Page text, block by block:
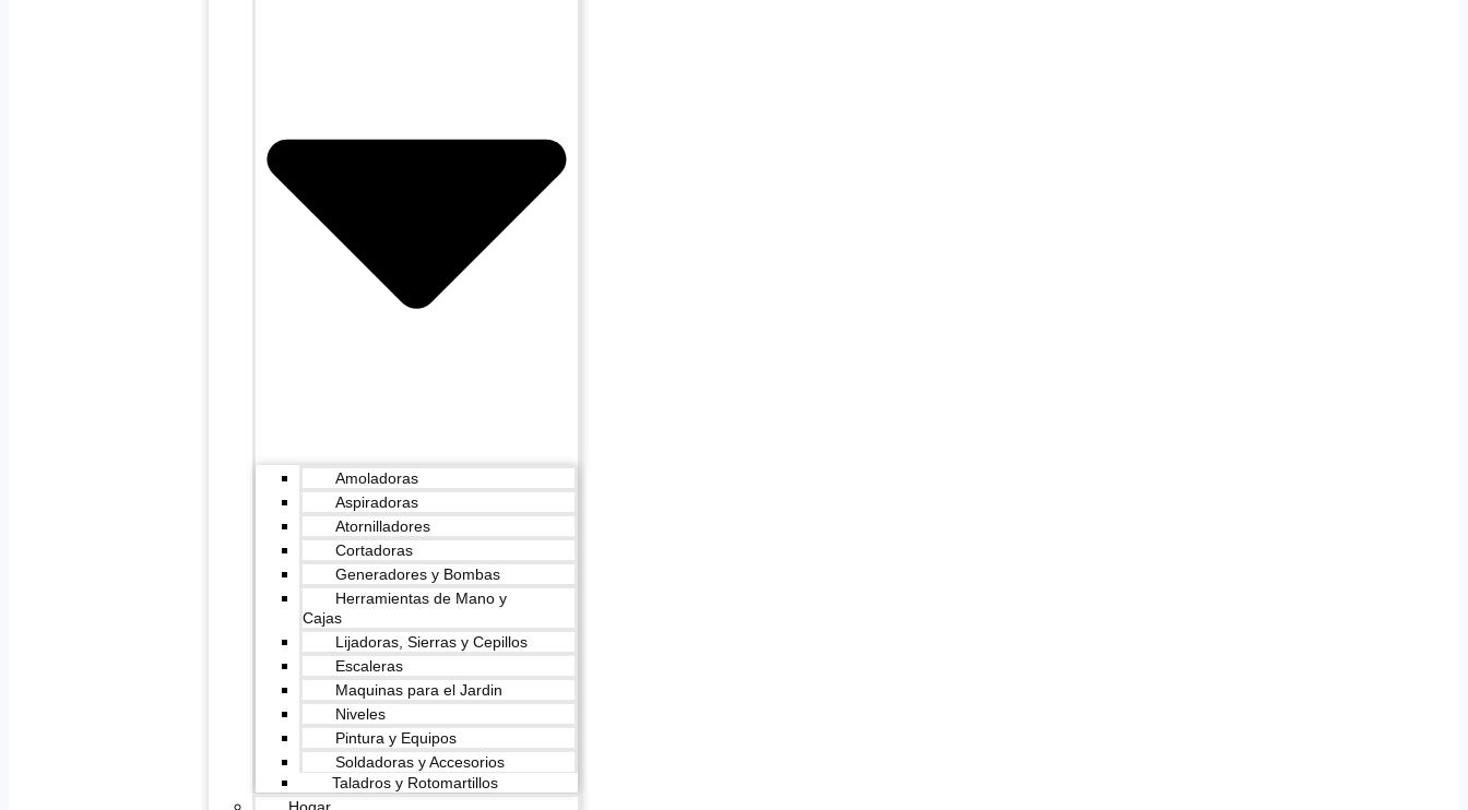
Amoladoras
Aspiradoras
Atornilladores
Cortadoras
Generadores y Bombas
Herramientas de Mano y
Cajas
Lijadoras, Sierras y Cepillos
Escaleras
Maquinas para el Jardin
Niveles
Pintura y Equipos
Soldadoras y Accesorios
Taladros y Rotomartillos